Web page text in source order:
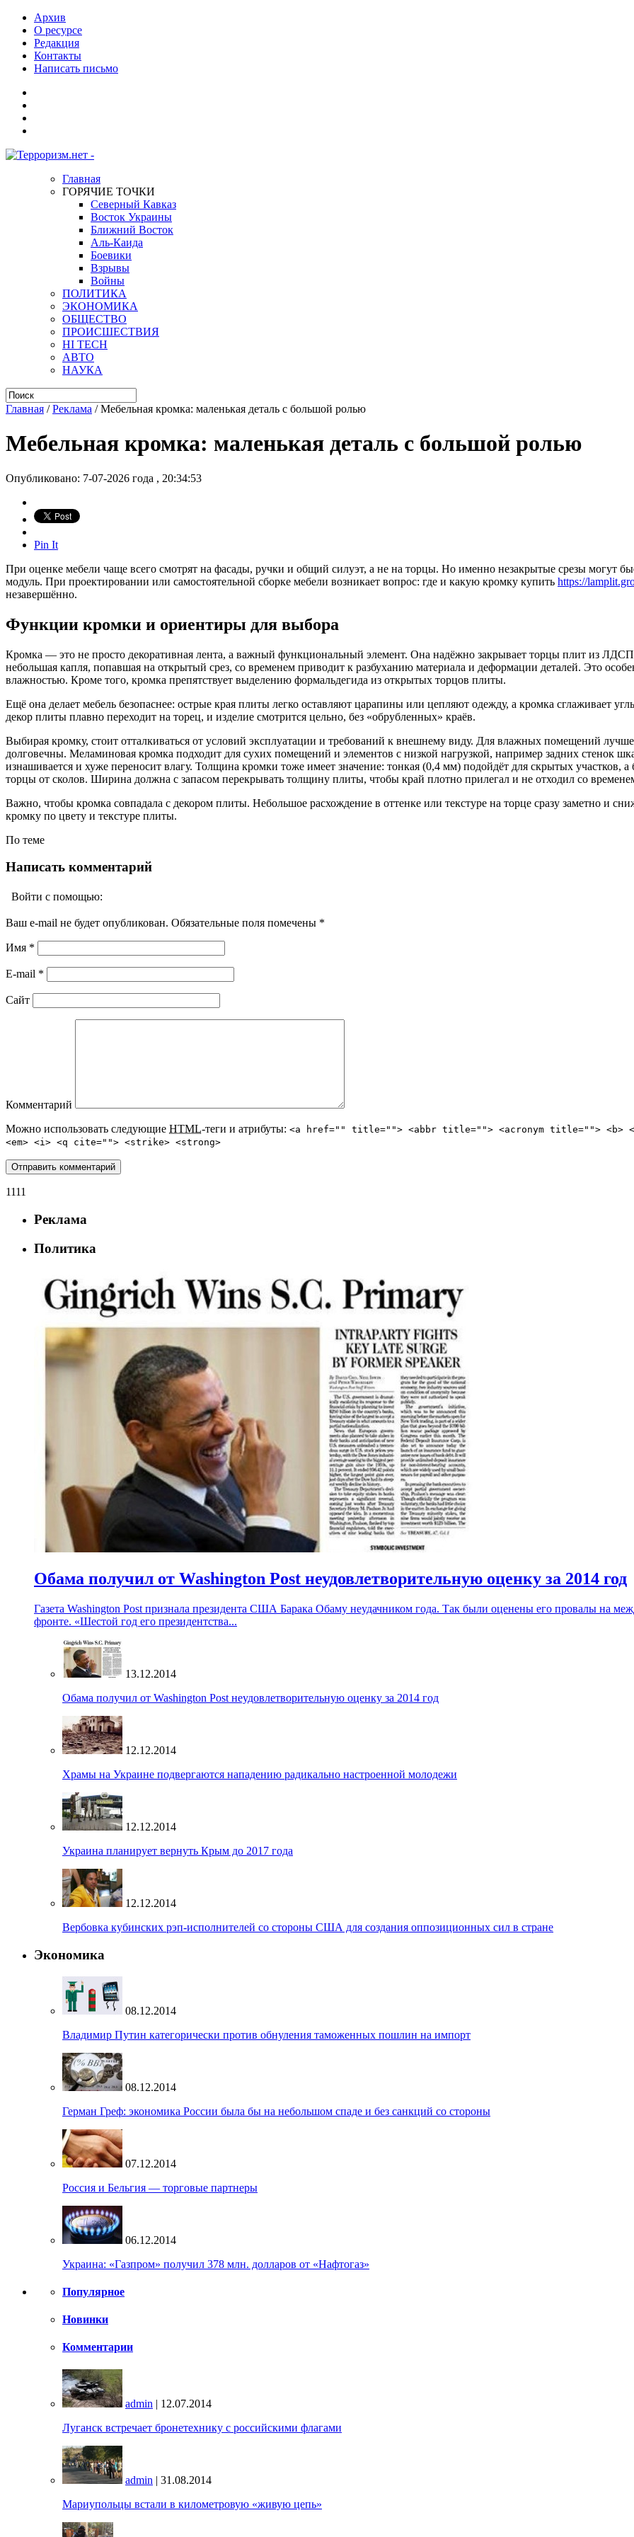
Архив
О ресурсе
Редакция
Контакты
Написать письмо
Главная
ГОРЯЧИЕ ТОЧКИ
Северный Кавказ
Восток Украины
Ближний Восток
Аль-Каида
Боевики
Взрывы
Войны
ПОЛИТИКА
ЭКОНОМИКА
ОБЩЕСТВО
ПРОИСШЕСТВИЯ
HI TECH
АВТО
НАУКА
Главная /Реклама /Мебельная кромка: маленькая деталь с большой ролью
Мебельная кромка: маленькая деталь с большой ролью
Опубликовано: 7-07-2026 года , 20:34:53
Pin It
При оценке мебели чаще всего смотрят на фасады, ручки и общий силуэт, а не на торцы. Но именно незакрытые срезы могут
модуль. При проектировании или самостоятельной сборке мебели возникает вопрос: где и какую кромку купить https://
незавершённо.
Функции кромки и ориентиры для выбора
Кромка — это не просто декоративная лента, а важный функциональный элемент. Она надёжно закрывает торцы плит из
небольшая капля, попавшая на открытый срез, со временем приводит к разбуханию материала и деформации деталей. Это
влажностью. Кроме того, кромка препятствует выделению формальдегида из открытых торцов плиты.
Ещё она делает мебель безопаснее: острые края плиты легко оставляют царапины или цепляют одежду, а кромка сглаживает
декор плиты плавно переходит на торец, и изделие смотрится цельно, без «обрубленных» краёв.
Выбирая кромку, стоит отталкиваться от условий эксплуатации и требований к внешнему виду. Для влажных помещений
долговечны. Меламиновая кромка подходит для сухих помещений и элементов с низкой нагрузкой, например задних стенок
изнашивается и хуже переносит влагу. Толщина кромки тоже имеет значение: тонкая (0,4 мм) подойдёт для скрытых
торцы от сколов. Ширина должна с запасом перекрывать толщину плиты, чтобы край плотно прилегал и не отходил со
Важно, чтобы кромка совпадала с декором плиты. Небольшое расхождение в оттенке или текстуре на торце сразу заметно и
кромку по цвету и текстуре плиты.
По теме
Написать комментарий
Войти с помощью:
Ваш e-mail не будет опубликован. Обязательные поля помечены *
Имя *
E-mail *
Сайт
Комментарий
Можно использовать следующие HTML-теги и атрибуты: <a href="" title=""> <abbr title=""> <acronym title=""> <b>
<em> <i> <q cite=""> <strike> <strong>
1111
Реклама
Политика
Обама получил от Washington Post неудовлетворительную оценку за 2014 год
Газета Washington Post признала президента США Барака Обаму неудачником года. Так были оценены его провалы на
фронте. «Шестой год его президентства...
13.12.2014
Обама получил от Washington Post неудовлетворительную оценку за 2014 год
12.12.2014
Храмы на Украине подвергаются нападению радикально настроенной молодежи
12.12.2014
Украина планирует вернуть Крым до 2017 года
12.12.2014
Вербовка кубинских рэп-исполнителей со стороны США для создания оппозиционных сил в стране
Экономика
08.12.2014
Владимир Путин категорически против обнуления таможенных пошлин на импорт
08.12.2014
Герман Греф: экономика России была бы на небольшом спаде и без санкций со стороны
07.12.2014
Россия и Бельгия — торговые партнеры
06.12.2014
Украина: «Газпром» получил 378 млн. долларов от «Нафтогаз»
Популярное
Новинки
Комментарии
admin | 12.07.2014
Луганск встречает бронетехнику с российскими флагами
admin | 31.08.2014
Мариупольцы встали в километровую «живую цепь»